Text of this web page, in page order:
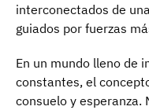
interconectados de
guiados por fuerzas
En un mundo lleno de
constantes, el
consuelo y esperanza.